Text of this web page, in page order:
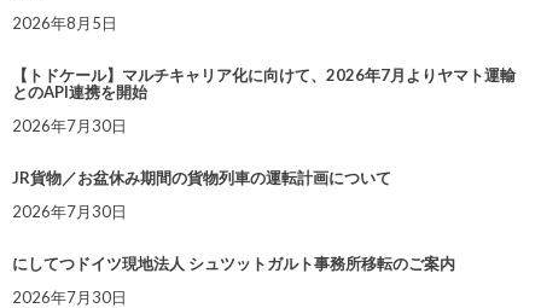
2026年8月5日
【トドケール】マルチキャリア化に向けて、2026年7月よりヤマト運輸
とのAPI連携を開始
2026年7月30日
JR貨物／お盆休み期間の貨物列車の運転計画について
2026年7月30日
にしてつドイツ現地法人 シュツットガルト事務所移転のご案内
2026年7月30日